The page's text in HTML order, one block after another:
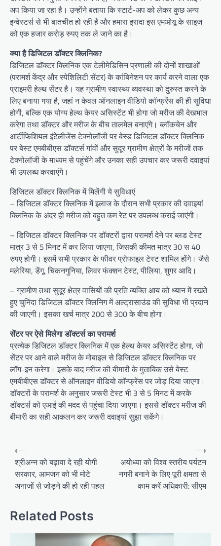
अप किया जा रहा है। उन्होंने बताया कि स्टार्ट-अप को लेकर कुछ अन्य
इन्वेस्टर्स से भी बातचीत हो रही है और हमारा इरादा इस एमओयू के साइज
को एक हजार करोड़ रुपए तक ले जाने का है।
क्या है डिजिटल डॉक्टर क्लिनिक?
डिजिटल डॉक्टर क्लिनिक एक टेलीमेडिसिन प्रणाली की दोनों शाखाओं
(परामर्श केंद्र और स्पेशिलिटी सेंटर) के कांबिनेशन पर कार्य करने वाला एक
प्राइमरी हेल्थ सेंटर है। यह ग्रामीण स्वास्थ्य व्यवस्था को दुरुस्त करने के
लिए बनाया गया है, जहां न केवल ऑनलाइन वीडियो कॉन्फ्रेंस की ही सुविधा
होगी, बल्कि एक योग्य हेल्थ केयर असिस्टेंट भी होगा जो मरीज की देखभाल
करेगा तथा डॉक्टर और मरीज के बीच तालमेल बनाएंगे। ब्लॉकचेन और
आर्टीफिशियल इंटेलीजेंस टेक्नोलॉजी पर बेस्ड डिजिटल डॉक्टर क्लिनिक
पर बेस्ट एमबीबीएस डॉक्टर्स गांवों और सुदूर ग्रामीण क्षेत्रों के मरीजों तक
टेक्नोलॉजी के माध्यम से पहुंचेंगे और उनका सही उपचार कर जरूरी दवाइयां
भी उपलब्ध करवाएंगे।
डिजिटल डॉक्टर क्लिनिक में मिलेंगी ये सुविधाएं
– डिजिटल डॉक्टर क्लिनिक में इलाज के दौरान सभी प्रकार की दवाइयां
क्लिनिक के अंदर ही मरीज को बहुत कम रेट पर उपलब्ध कराई जाएंगी।
– डिजिटल डॉक्टर क्लिनिक पर डॉक्टरों द्वारा परामर्श देने पर ब्लड टेस्ट
मात्र 3 से 5 मिनट में कर लिया जाएगा, जिसकी कीमत मात्र 30 स 40
रुपए होगी। इसमें सभी प्रकार के फीवर प्रोफाइल टेस्ट शामिल होंगे। जैसे
मलेरिया, डेंगू, चिकनगुनिया, लिवर फंक्शन टेस्ट, पीलिया, शुगर आदि।
– ग्रामीण तथा सुदूर क्षेत्र वासियों की प्रति व्यक्ति आय को ध्यान में रखते
हुए चुनिंदा डिजिटल डॉक्टर क्लिनिग में अल्ट्रासाउंड की सुविधा भी प्रदान
की जाएगी। इसका खर्च मात्र 200 से 300 के बीच होगा।
सेंटर पर ऐसे मिलेगा डॉक्टर्स का परामर्श
प्रत्येक डिजिटल डॉक्टर क्लिनिक में एक हेल्थ केयर असिस्टेंट होगा, जो
सेंटर पर आने वाले मरीज के मोबाइल से डिजिटल डॉक्टर क्लिनिक पर
लॉग-इन करेगा। इसके बाद मरीज की बीमारी के मुताबिक उसे बेस्ट
एमबीबीएस डॉक्टर से ऑनलाइन वीडियो कॉन्फ्रेंस पर जोड़ दिया जाएगा।
डॉक्टरों के परामर्श के अनुसार जरूरी टेस्ट भी 3 से 5 मिनट में करके
डॉक्टर्स को एआई की मदद से पहुंचा दिया जाएगा। इससे डॉक्टर मरीज की
बीमारी का सही आकलन कर जरूरी दवाइयां सुझा सकेंगे।
Post
navigation
⟵
श्रीअन्न को बढ़ावा दे रही योगी
सरकार, आमजन को भी मोटे
अनाजों से जोड़ने की हो रही पहल
अयोध्या को विश्व स्तरीय पर्यटन
नगरी बनाने के लिए पूरी क्षमता से
काम करें अधिकारी: सीएम
⟶
Related Posts